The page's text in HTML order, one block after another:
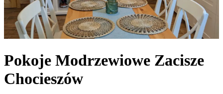
Pokoje Modrzewiowe Zacisze
Chocieszów